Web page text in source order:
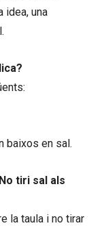
idea, una
baixos en sal.
No tiri sal als
la taula i no tirar